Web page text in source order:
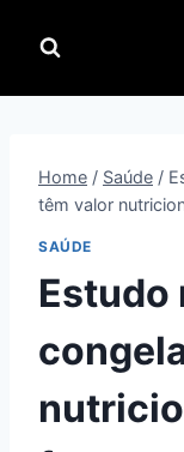
para
Home / Saúde /
têm valor
SAÚDE
Estudo